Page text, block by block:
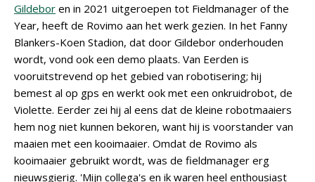
Gildebor en in 2021 uitgeroepen tot Fieldmanager of the
Year, heeft de Rovimo aan het werk gezien. In het Fanny
Blankers-Koen Stadion, dat door Gildebor onderhouden
wordt, vond ook een demo plaats. Van Eerden is
vooruitstrevend op het gebied van robotisering; hij
bemest al op gps en werkt ook met een onkruidrobot, de
Violette. Eerder zei hij al eens dat de kleine robotmaaiers
hem nog niet kunnen bekoren, want hij is voorstander van
maaien met een kooimaaier. Omdat de Rovimo als
kooimaaier gebruikt wordt, was de fieldmanager erg
nieuwsgierig. 'Mijn collega's en ik waren heel enthousiast